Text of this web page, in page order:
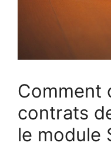
Comment
contrats
le module